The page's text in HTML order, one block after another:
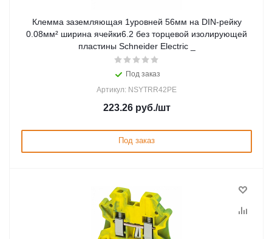
Клемма заземляющая 1уровней 56мм на DIN-рейку
0.08мм² ширина ячейки6.2 без торцевой изолирующей
пластины Schneider Electric _
Под заказ
Артикул: NSYTRR42PE
223.26руб./шт
Под заказ